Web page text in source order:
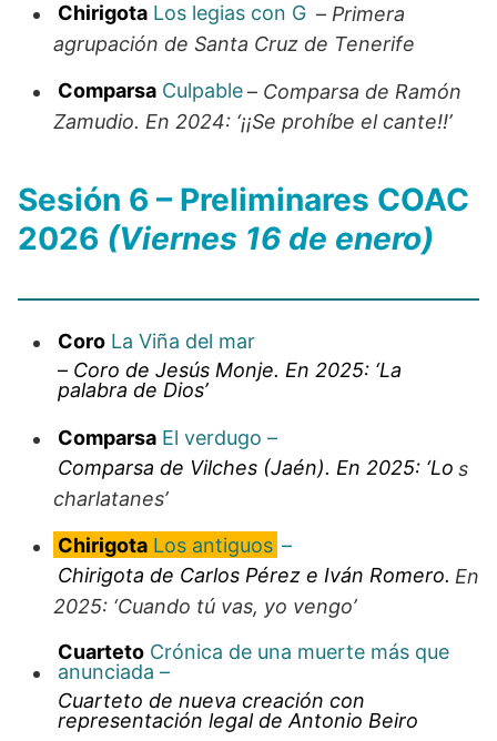
Chirigota Los legias con G – Primera
agrupación de Santa Cruz de Tenerife
Comparsa Culpable– Comparsa de Ramón
Zamudio. En 2024: ‘¡¡Se prohíbe el cante!!’
Sesión 6 – Preliminares COAC
2026 (Viernes 16 de enero)
Coro La Viña del mar
– Coro de Jesús Monje. En 2025: ‘La
palabra de Dios’
Comparsa El verdugo –
Comparsa de Vilches (Jaén). En 2025: ‘Lo s
charlatanes’
Chirigota Los antiguos –
Chirigota de Carlos Pérez e Iván Romero. En
2025: ‘Cuando tú vas, yo vengo’
Cuarteto Crónica de una muerte más que
anunciada –
Cuarteto de nueva creación con
representación legal de Antonio Beiro